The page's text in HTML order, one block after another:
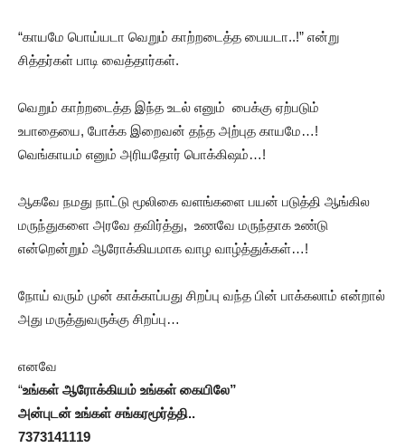
“காயமே பொய்யடா வெறும் காற்றடைத்த பையடா..!” என்று
சித்தர்கள் பாடி வைத்தார்கள்.
வெறும் காற்றடைத்த இந்த உடல் எனும் பைக்கு ஏற்படும்
உபாதையை, போக்க இறைவன் தந்த அற்புத காயமே…!
வெங்காயம் எனும் அரியதோர் பொக்கிஷம்…!
ஆகவே நமது நாட்டு மூலிகை வளங்களை பயன் படுத்தி ஆங்கில
மருந்துகளை அரவே தவிர்த்து, உணவே மருந்தாக உண்டு
என்றென்றும் ஆரோக்கியமாக வாழ வாழ்த்துக்கள்…!
நோய் வரும் முன் காக்காப்பது சிறப்பு வந்த பின் பாக்கலாம் என்றால்
அது மருத்துவருக்கு சிறப்பு…
எனவே
“உங்கள் ஆரோக்கியம் உங்கள் கையிலே”
அன்புடன் உங்கள் சங்கரமூர்த்தி..
7373141119